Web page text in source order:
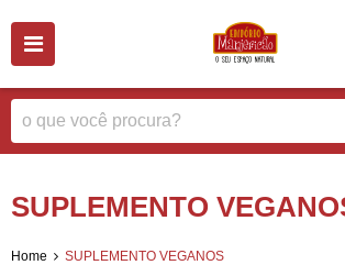
SUPLEMENTO
Home SUPLEMENTO VEGANOS